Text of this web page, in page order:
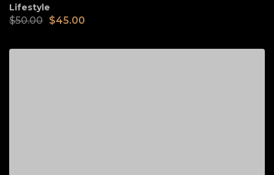
Lifestyle
$50.00 $45.00